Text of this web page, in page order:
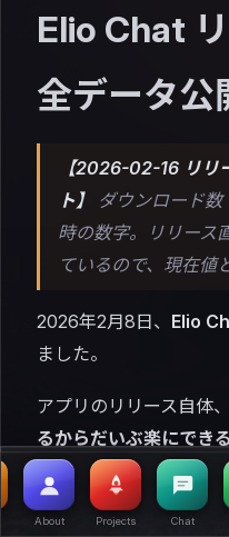
Elio Chat
全データ公
【2026-02-16 リリ
ト】
ダウンロード
時の数字。リリース
ているので、現在値
2026年2月8日、 Elio
ました。
アプリのリリース自体
るからだいぶ楽にでき
ドもやり方も全部
トはenabler.comの方
👆 全アプリは Launchpad に|⌘1
About Projects Chat